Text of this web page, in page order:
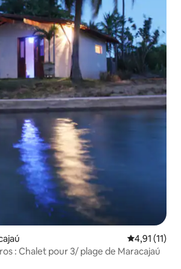
Évaluation
4,91 (11)
: Chalet pour 3/ plage de Maracajaú